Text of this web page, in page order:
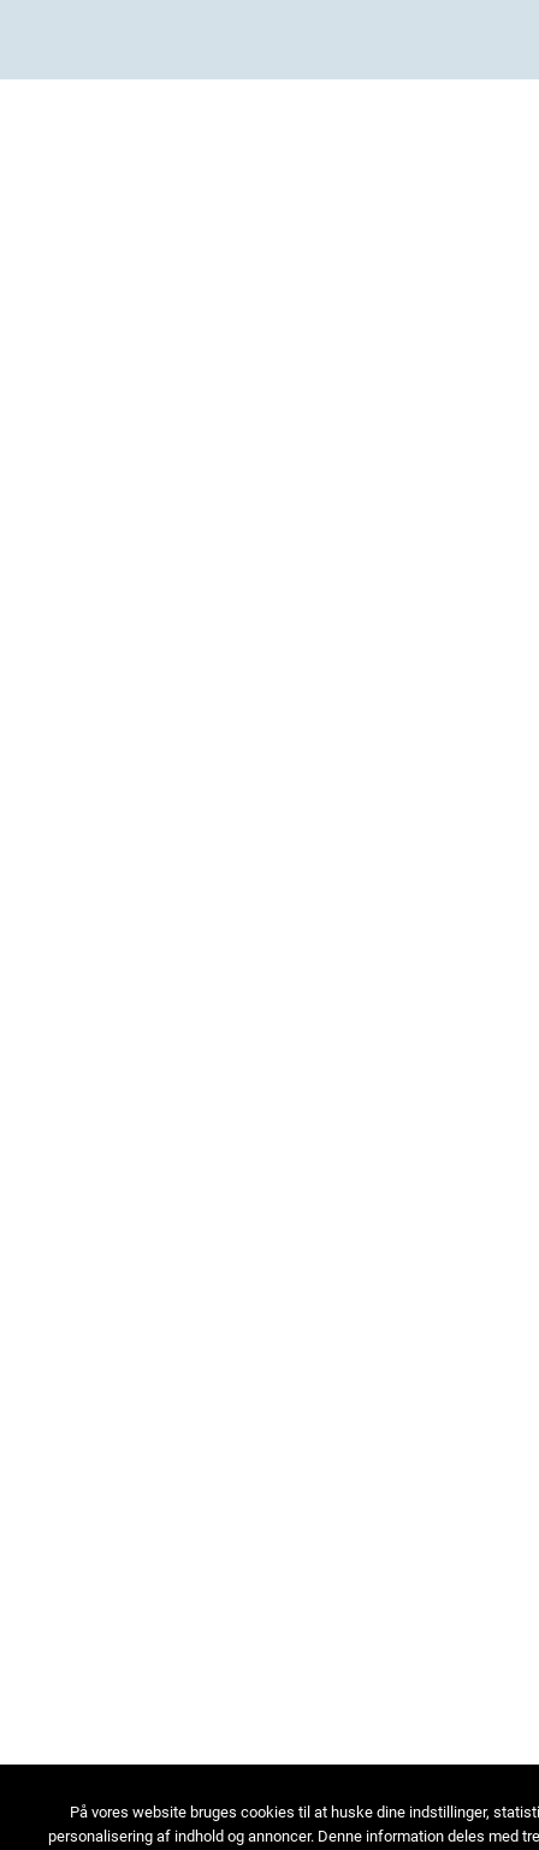
På vores website bruges cookies til at huske dine indstillinger,
personalisering af indhold og annoncer. Denne information deles med